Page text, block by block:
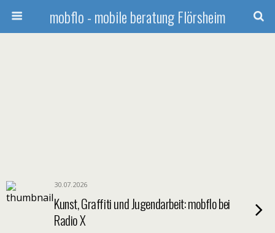
mobflo - mobile beratung Flörsheim
30.07.2026
Kunst, Graffiti und Jugendarbeit: mobflo bei
Radio X